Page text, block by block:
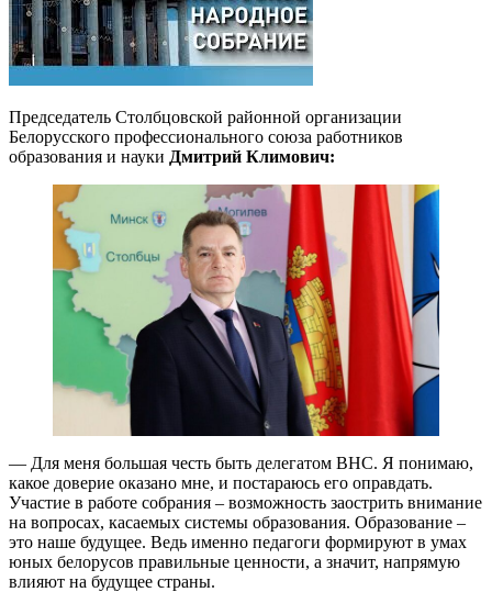
Председатель Столбцовской районной организации
Белорусского профессионального союза работников
образования и науки Дмитрий Климович:
— Для меня большая честь быть делегатом ВНС. Я понимаю,
какое доверие оказано мне, и постараюсь его оправдать.
Участие в работе собрания – возможность заострить внимание
на вопросах, касаемых системы образования. Образование –
это наше будущее. Ведь именно педагоги формируют в умах
юных белорусов правильные ценности, а значит, напрямую
влияют на будущее страны.